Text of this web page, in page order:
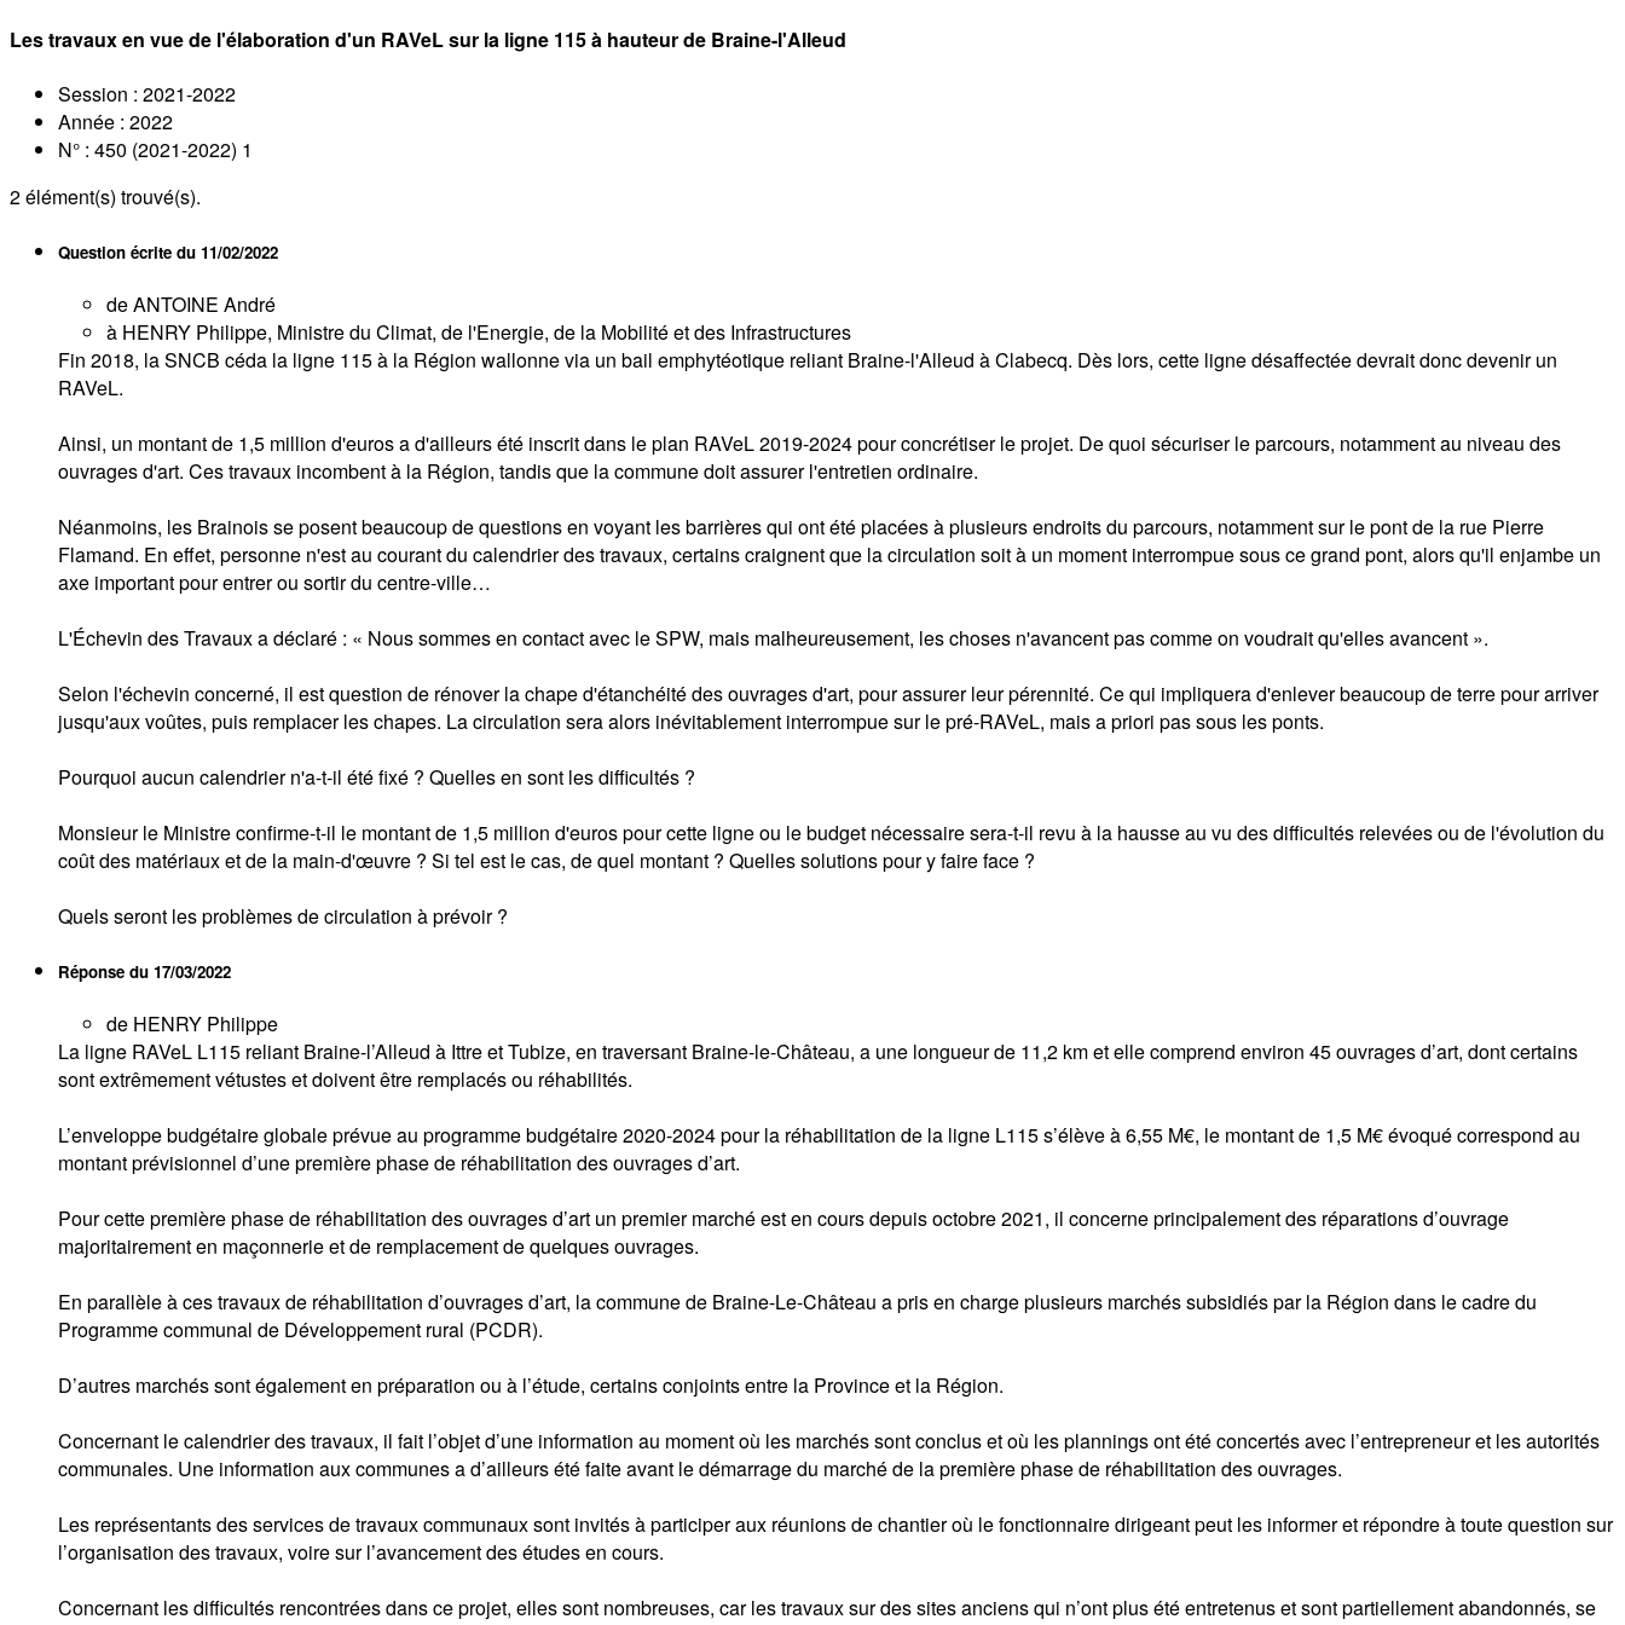
Les travaux en vue de l'élaboration d'un RAVeL sur la ligne 115 à hauteur de Braine-l'Alleud
Session : 2021-2022
Année : 2022
N° : 450 (2021-2022) 1
2élément(s) trouvé(s).
Question écrite du 11/02/2022
de ANTOINE André
à HENRY Philippe, Ministre du Climat, de l'Energie, de la Mobilité et des Infrastructures
Fin 2018, la SNCB céda la ligne 115 à la Région wallonne via un bail emphytéotique reliant Braine-l'Alleud à Clabecq. Dès lors, cette ligne désaffectée devrait donc devenir un
RAVeL.
Ainsi, un montant de 1,5 million d'euros a d'ailleurs été inscrit dans le plan RAVeL 2019-2024 pour concrétiser le projet. De quoi sécuriser le parcours, notamment au niveau des
ouvrages d'art. Ces travaux incombent à la Région, tandis que la commune doit assurer l'entretien ordinaire.
Néanmoins, les Brainois se posent beaucoup de questions en voyant les barrières qui ont été placées à plusieurs endroits du parcours, notamment sur le pont de la rue Pierre
Flamand. En effet, personne n'est au courant du calendrier des travaux, certains craignent que la circulation soit à un moment interrompue sous ce grand pont, alors qu'il enjambe un
axe important pour entrer ou sortir du centre-ville…
L'Échevin des Travaux a déclaré : « Nous sommes en contact avec le SPW, mais malheureusement, les choses n'avancent pas comme on voudrait qu'elles avancent ».
Selon l'échevin concerné, il est question de rénover la chape d'étanchéité des ouvrages d'art, pour assurer leur pérennité. Ce qui impliquera d'enlever beaucoup de terre pour arriver
jusqu'aux voûtes, puis remplacer les chapes. La circulation sera alors inévitablement interrompue sur le pré-RAVeL, mais a priori pas sous les ponts.
Pourquoi aucun calendrier n'a-t-il été fixé ? Quelles en sont les difficultés ?
Monsieur le Ministre confirme-t-il le montant de 1,5 million d'euros pour cette ligne ou le budget nécessaire sera-t-il revu à la hausse au vu des difficultés relevées ou de l'évolution du
coût des matériaux et de la main-d'œuvre ? Si tel est le cas, de quel montant ? Quelles solutions pour y faire face ?
Quels seront les problèmes de circulation à prévoir ?
Réponse du 17/03/2022
de HENRY Philippe
La ligne RAVeL L115 reliant Braine-l’Alleud à Ittre et Tubize, en traversant Braine-le-Château, a une longueur de 11,2 km et elle comprend environ 45 ouvrages d’art, dont certains
sont extrêmement vétustes et doivent être remplacés ou réhabilités.
L’enveloppe budgétaire globale prévue au programme budgétaire 2020-2024 pour la réhabilitation de la ligne L115 s’élève à 6,55 M€, le montant de 1,5 M€ évoqué correspond au
montant prévisionnel d’une première phase de réhabilitation des ouvrages d’art.
Pour cette première phase de réhabilitation des ouvrages d’art un premier marché est en cours depuis octobre 2021, il concerne principalement des réparations d’ouvrage
majoritairement en maçonnerie et de remplacement de quelques ouvrages.
En parallèle à ces travaux de réhabilitation d’ouvrages d’art, la commune de Braine-Le-Château a pris en charge plusieurs marchés subsidiés par la Région dans le cadre du
Programme communal de Développement rural (PCDR).
D’autres marchés sont également en préparation ou à l’étude, certains conjoints entre la Province et la Région.
Concernant le calendrier des travaux, il fait l’objet d’une information au moment où les marchés sont conclus et où les plannings ont été concertés avec l’entrepreneur et les autorités
communales. Une information aux communes a d’ailleurs été faite avant le démarrage du marché de la première phase de réhabilitation des ouvrages.
Les représentants des services de travaux communaux sont invités à participer aux réunions de chantier où le fonctionnaire dirigeant peut les informer et répondre à toute question sur
l’organisation des travaux, voire sur l’avancement des études en cours.
Concernant les difficultés rencontrées dans ce projet, elles sont nombreuses, car les travaux sur des sites anciens qui n’ont plus été entretenus et sont partiellement abandonnés, se